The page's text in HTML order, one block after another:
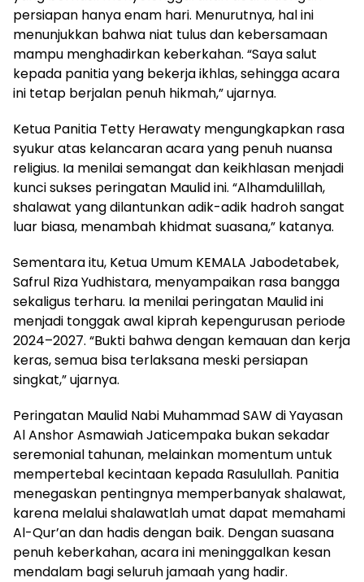
persiapan hanya enam hari. Menurutnya, hal ini
menunjukkan bahwa niat tulus dan kebersamaan
mampu menghadirkan keberkahan. “Saya salut
kepada panitia yang bekerja ikhlas, sehingga acara
ini tetap berjalan penuh hikmah,” ujarnya.
Ketua Panitia Tetty Herawaty mengungkapkan rasa
syukur atas kelancaran acara yang penuh nuansa
religius. Ia menilai semangat dan keikhlasan menjadi
kunci sukses peringatan Maulid ini. “Alhamdulillah,
shalawat yang dilantunkan adik-adik hadroh sangat
luar biasa, menambah khidmat suasana,” katanya.
Sementara itu, Ketua Umum KEMALA Jabodetabek,
Safrul Riza Yudhistara, menyampaikan rasa bangga
sekaligus terharu. Ia menilai peringatan Maulid ini
menjadi tonggak awal kiprah kepengurusan periode
2024–2027. “Bukti bahwa dengan kemauan dan kerja
keras, semua bisa terlaksana meski persiapan
singkat,” ujarnya.
Peringatan Maulid Nabi Muhammad SAW di Yayasan
Al Anshor Asmawiah Jaticempaka bukan sekadar
seremonial tahunan, melainkan momentum untuk
mempertebal kecintaan kepada Rasulullah. Panitia
menegaskan pentingnya memperbanyak shalawat,
karena melalui shalawatlah umat dapat memahami
Al-Qur’an dan hadis dengan baik. Dengan suasana
penuh keberkahan, acara ini meninggalkan kesan
mendalam bagi seluruh jamaah yang hadir.